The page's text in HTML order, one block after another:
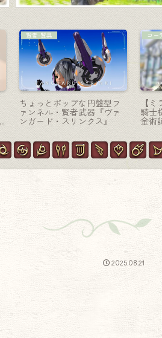
召喚士-魔道書
召喚士のマンダヴィルウェ
ポン（MW）第一段階『マン
ダヴィル・インデックス』
占星
可
ード
『ド
ター
2025.08.21